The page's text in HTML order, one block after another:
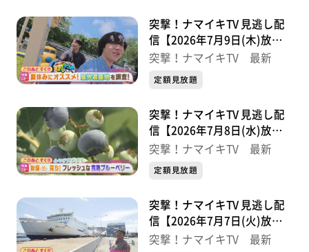
突撃！ナマイキTV 見逃し配
信【2026年7月9日(木)放送
分】
突撃！ナマイキTV 最新
定額見放題
突撃！ナマイキTV 見逃し配
信【2026年7月8日(水)放送
分】
突撃！ナマイキTV 最新
定額見放題
突撃！ナマイキTV 見逃し配
信【2026年7月7日(火)放送
分】
突撃！ナマイキTV 最新